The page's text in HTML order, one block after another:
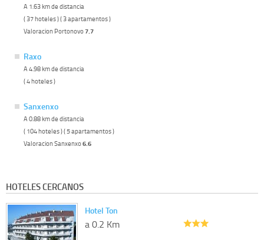
A 1.63 km de distancia
( 37 hoteles ) ( 3 apartamentos )
Valoracion Portonovo7.7
Raxo
A 4.98 km de distancia
( 4 hoteles )
Sanxenxo
A 0.88 km de distancia
( 104 hoteles ) ( 5 apartamentos )
Valoracion Sanxenxo6.6
HOTELES CERCANOS
Hotel Ton
a 0.2 Km